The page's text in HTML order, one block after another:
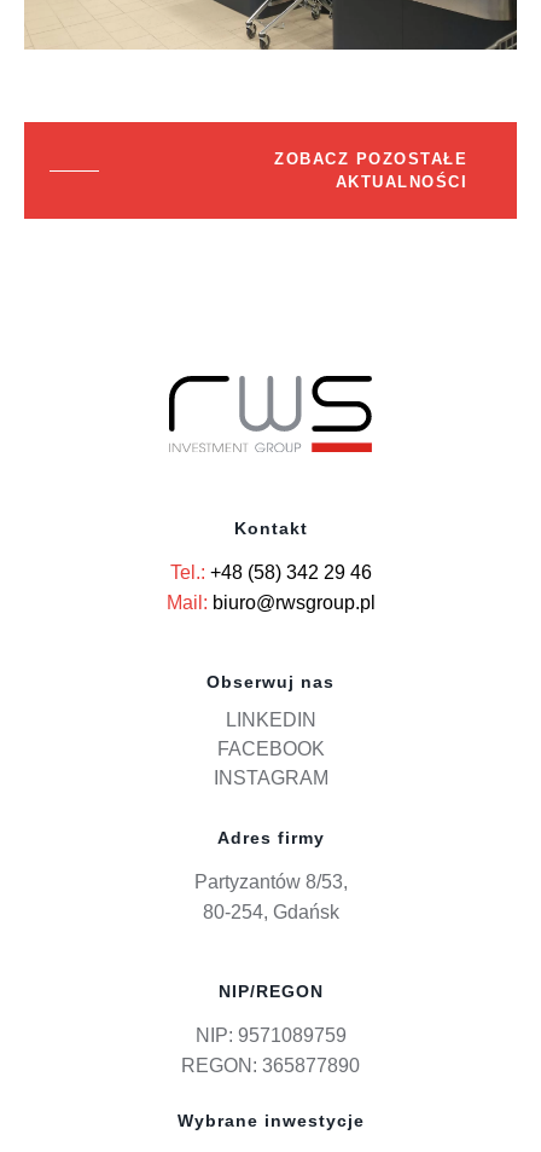
ZOBACZ POZOSTAŁE
AKTUALNOŚCI
Kontakt
Tel.: +48 (58) 342 29 46
Mail: biuro@rwsgroup.pl
Obserwuj nas
LINKEDIN
FACEBOOK
INSTAGRAM
Adres firmy
Partyzantów 8/53,
80-254, Gdańsk
NIP/REGON
NIP: 9571089759
REGON: 365877890
Wybrane inwestycje